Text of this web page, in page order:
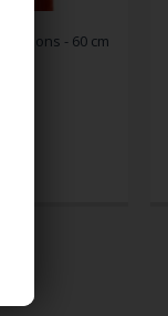
- 60 cm